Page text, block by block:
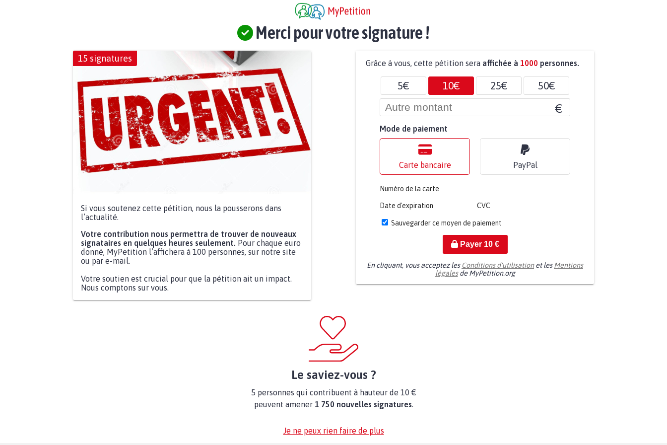
Merci pour votre signature !
15 signatures
Si vous soutenez cette pétition, nous la pousserons dans
l’actualité.
Votre contribution nous permettra de trouver de nouveaux
signataires en quelques heures seulement. Pour chaque euro
donné, MyPetition l’affichera à 100 personnes, sur notre site
ou par e-mail.
Votre soutien est crucial pour que la pétition ait un impact.
Nous comptons sur vous.
Grâce à vous, cette pétition sera affichée à 1000 personnes.
5€ 10€ 25€ 50€
€
Mode de paiement
Carte bancaire PayPal
Numéro de la carte
Date d'expiration CVC
Sauvegarder ce moyen de paiement
Payer 10€
En cliquant, vous acceptez les Conditions d'utilisationet lesMentions
légalesde MyPetition.org
Le saviez-vous ?
5 personnes qui contribuent à hauteur de 10 €
peuvent amener 1 750 nouvelles signatures.
Je ne peux rien faire de plus